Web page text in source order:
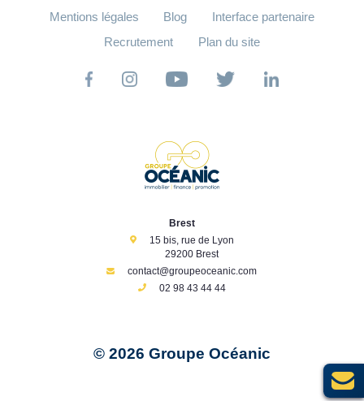
Mentions légales Blog
Interface partenaire
Recrutement
Plan du site
Brest
15 bis, rue de Lyon
29200 Brest
contact@groupeoceanic.com
02 98 43 44 44
© 2026 Groupe Océanic